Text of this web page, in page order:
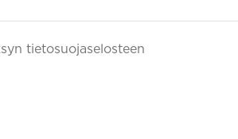
tietosuojaselosteen